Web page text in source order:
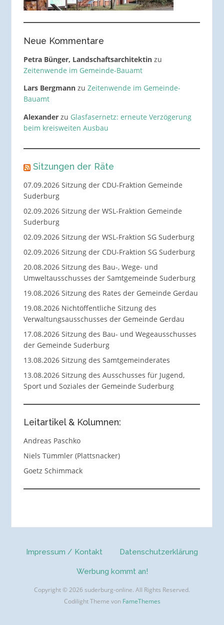
Neue Kommentare
Petra Bünger, Landschaftsarchitektinzu
Zeitenwende im Gemeinde-Bauamt
Lars Bergmannzu Zeitenwende im Gemeinde-
Bauamt
Alexanderzu Glasfasernetz: erneute Verzögerung
beim kreisweiten Ausbau
Sitzungen der Räte
07.09.2026 Sitzung der CDU-Fraktion Gemeinde
Suderburg
02.09.2026 Sitzung der WSL-Fraktion Gemeinde
Suderburg
02.09.2026 Sitzung der WSL-Fraktion SG Suderburg
02.09.2026 Sitzung der CDU-Fraktion SG Suderburg
20.08.2026 Sitzung des Bau-, Wege- und
Umweltausschusses der Samtgemeinde Suderburg
19.08.2026 Sitzung des Rates der Gemeinde Gerdau
19.08.2026 Nichtöffentliche Sitzung des
Verwaltungsausschusses der Gemeinde Gerdau
17.08.2026 Sitzung des Bau- und Wegeausschusses
der Gemeinde Suderburg
13.08.2026 Sitzung des Samtgemeinderates
13.08.2026 Sitzung des Ausschusses für Jugend,
Sport und Soziales der Gemeinde Suderburg
Leitartikel & Kolumnen:
Andreas Paschko
Niels Tümmler (Plattsnacker)
Goetz Schimmack
Impressum / Kontakt Datenschutzerklärung
Werbung kommt an!
Copyright © 2026 suderburg-online. All Rights Reserved.
Codilight Theme von FameThemes